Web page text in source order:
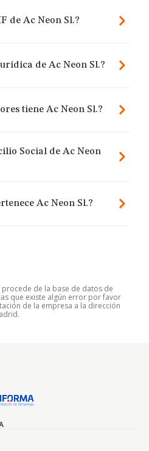
de Ac Neon Sl.?
de Ac Neon Sl.?
tiene Ac Neon Sl.?
Social de Ac Neon
Ac Neon Sl.?
de la base de datos de
que existe algún error por favor
de la empresa a la dirección